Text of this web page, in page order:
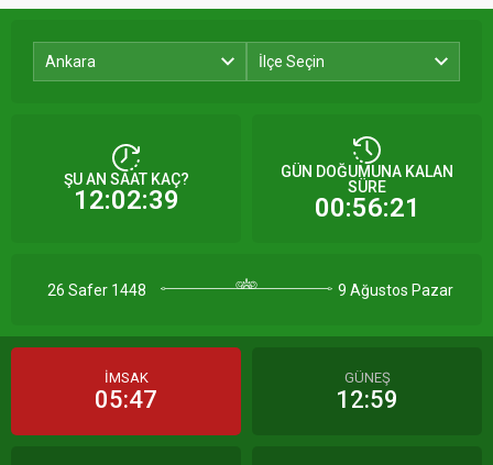
ŞU AN SAAT KAÇ?
12:02:39
Ankara İlçe Seçin
GÜN DOĞUMUNA KALAN
SÜRE
00:56:21
26 Safer 1448 9 Ağustos Pazar
İMSAK
05:47
GÜNEŞ
12:59